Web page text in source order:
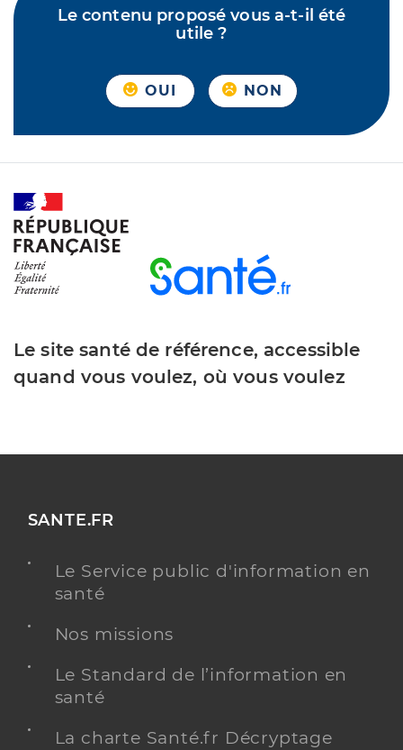
Le contenu proposé vous a-t-il été
utile ?
OUI NON
Le site santé de référence, accessible
quand vous voulez, où vous voulez
SANTE.FR
Le Service public d'information en
santé
Nos missions
Le Standard de l’information en
santé
La charte Santé.fr Décryptage